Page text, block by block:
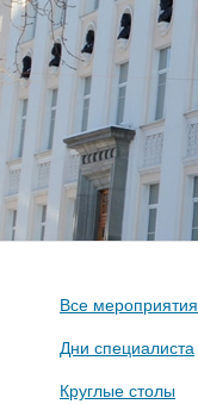
Все мероприятия
Дни специалиста
Круглые столы